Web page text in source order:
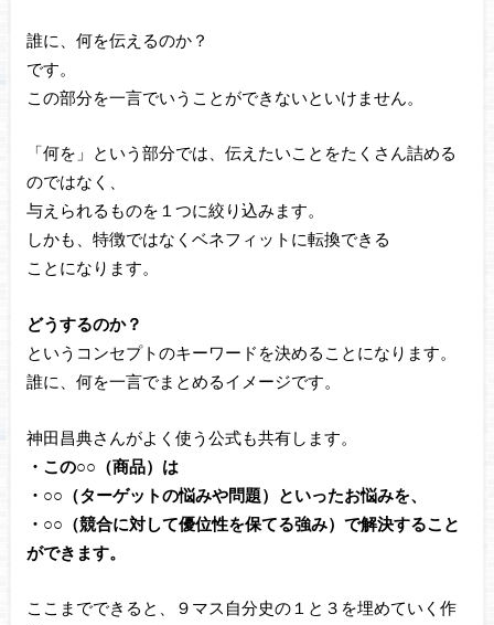
誰に、何を伝えるのか？
です。
この部分を一言でいうことができないといけません。
「何を」という部分では、伝えたいことをたくさん詰める
のではなく、
与えられるものを１つに絞り込みます。
しかも、特徴ではなくベネフィットに転換できる
ことになります。
どうするのか？
というコンセプトのキーワードを決めることになります。
誰に、何を一言でまとめるイメージです。
神田昌典さんがよく使う公式も共有します。
・この○○（商品）は
・○○（ターゲットの悩みや問題）といったお悩みを、
・○○（競合に対して優位性を保てる強み）で解決すること
ができます。
ここまでできると、９マス自分史の１と３を埋めていく作